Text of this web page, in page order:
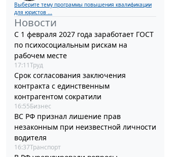
Выберите тему программы повышения квалификации
для юристов ...
Новости
С 1 февраля 2027 года заработает ГОСТ
по психосоциальным рискам на
рабочем месте
17:11Труд
Срок согласования заключения
контракта с единственным
контрагентом сократили
16:55Бизнес
ВС РФ признал лишение прав
незаконным при неизвестной личности
водителя
16:37Транспорт